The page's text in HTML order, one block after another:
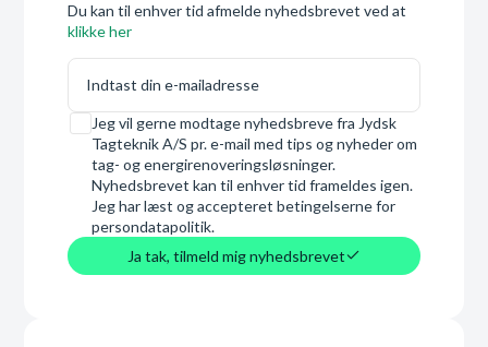
Du kan til enhver tid afmelde nyhedsbrevet ved at
klikke her
E-mail
Samtykke
Jeg vil gerne modtage nyhedsbreve fra Jydsk
Tagteknik A/S pr. e-mail med tips og nyheder om
tag- og energirenoveringsløsninger.
Nyhedsbrevet kan til enhver tid frameldes igen.
Jeg har læst og accepteret betingelserne for
persondatapolitik.
Ja tak, tilmeld mig nyhedsbrevet